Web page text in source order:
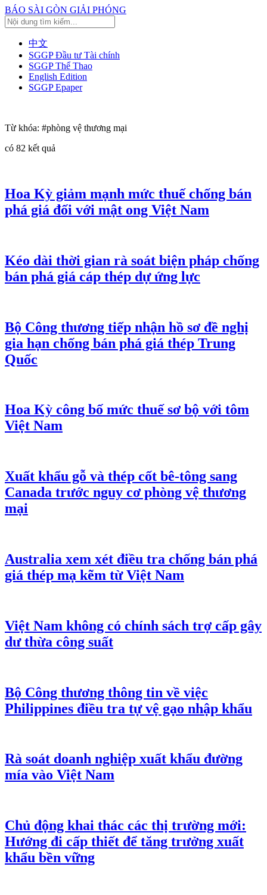
BÁO SÀI GÒN GIẢI PHÓNG
中文
SGGP Đầu tư Tài chính
SGGP Thể Thao
English Edition
SGGP Epaper
Từ khóa: #phòng vệ thương mại
có 82 kết quả
Hoa Kỳ giảm mạnh mức thuế chống bán
phá giá đối với mật ong Việt Nam
Kéo dài thời gian rà soát biện pháp chống
bán phá giá cáp thép dự ứng lực
Bộ Công thương tiếp nhận hồ sơ đề nghị
gia hạn chống bán phá giá thép Trung
Quốc
Hoa Kỳ công bố mức thuế sơ bộ với tôm
Việt Nam
Xuất khẩu gỗ và thép cốt bê-tông sang
Canada trước nguy cơ phòng vệ thương
mại
Australia xem xét điều tra chống bán phá
giá thép mạ kẽm từ Việt Nam
Việt Nam không có chính sách trợ cấp gây
dư thừa công suất
Bộ Công thương thông tin về việc
Philippines điều tra tự vệ gạo nhập khẩu
Rà soát doanh nghiệp xuất khẩu đường
mía vào Việt Nam
Chủ động khai thác các thị trường mới:
Hướng đi cấp thiết để tăng trưởng xuất
khẩu bền vững